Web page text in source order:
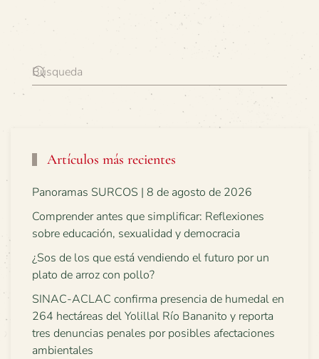
Artículos más recientes
Panoramas SURCOS | 8 de agosto de 2026
Comprender antes que simplificar: Reflexiones
sobre educación, sexualidad y democracia
¿Sos de los que está vendiendo el futuro por un
plato de arroz con pollo?
SINAC-ACLAC confirma presencia de humedal en
264 hectáreas del Yolillal Río Bananito y reporta
tres denuncias penales por posibles afectaciones
ambientales